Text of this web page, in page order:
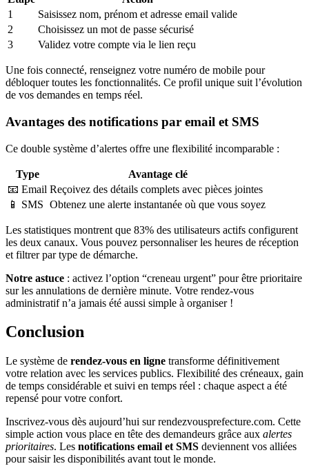
1
Saisissez nom, prénom et adresse email valide
2
Choisissez un mot de passe sécurisé
3
Validez votre compte via le lien reçu
Une fois connecté, renseignez votre numéro de mobile pour
débloquer toutes les fonctionnalités. Ce profil unique suit l’évolution
de vos demandes en temps réel.
Avantages des notifications par email et SMS
Ce double système d’alertes offre une flexibilité incomparable :
Type
Avantage clé
📧 Email Reçoivez des détails complets avec pièces jointes
📱 SMS Obtenez une alerte instantanée où que vous soyez
Les statistiques montrent que 83% des utilisateurs actifs configurent
les deux canaux. Vous pouvez personnaliser les heures de réception
et filtrer par type de démarche.
Notre astuce : activez l’option “creneau urgent” pour être prioritaire
sur les annulations de dernière minute. Votre rendez-vous
administratif n’a jamais été aussi simple à organiser !
Conclusion
Le système de rendez-vous en ligne transforme définitivement
votre relation avec les services publics. Flexibilité des créneaux, gain
de temps considérable et suivi en temps réel : chaque aspect a été
repensé pour votre confort.
Inscrivez-vous dès aujourd’hui sur rendezvousprefecture.com. Cette
simple action vous place en tête des demandeurs grâce aux alertes
prioritaires. Les notifications email et SMS deviennent vos alliées
pour saisir les disponibilités avant tout le monde.